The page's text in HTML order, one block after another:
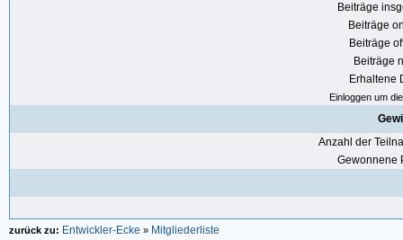
Beiträge
Beiträge
Beiträge
Beiträge
Erhaltene
Einloggen um
Anzahl der
Gewonnene
zurück zu: Entwickler-Ecke » Mitgliederliste